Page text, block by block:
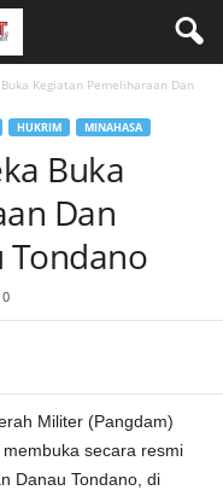
Kegiatan Pemeliharaan Dan
HUKRIM MINAHASA
Buka
Dan
Tondano
0
Militer (Pangdam)
secara resmi
Danau Tondano, di